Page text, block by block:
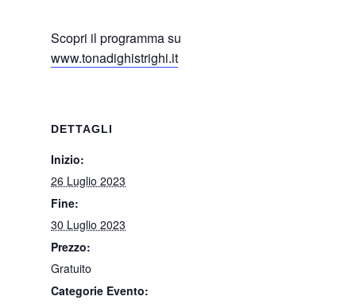
Scopri il programma su
www.tonadighistrighi.it
DETTAGLI
Inizio:
26 Luglio 2023
Fine:
30 Luglio 2023
Prezzo:
Gratuito
Categorie Evento: